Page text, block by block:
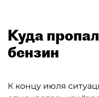
Куда
бензин
К концу июля